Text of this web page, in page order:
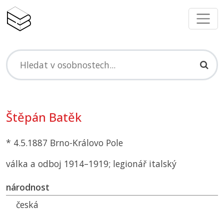
Štěpán Batěk
* 4.5.1887 Brno-Královo Pole
válka a odboj 1914–1919; legionář italský
národnost
česká